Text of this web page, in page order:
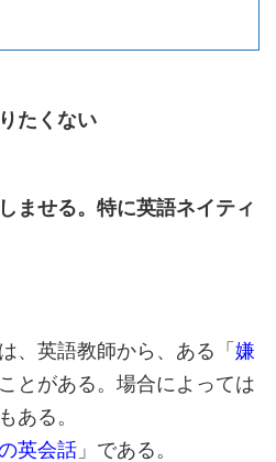
たくない
ませる。特に英語ネイティ
、英語教師から、ある「 嫌
とがある。場合によっては
ある。
英会話 」である。